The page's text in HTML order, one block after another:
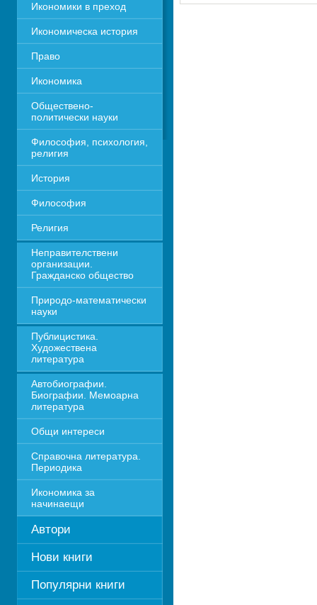
Икономики в преход
Икономическа история
Право
Икономика
Обществено-
политически науки
Философия, психология,
религия
История
Философия
Религия
Неправителствени
организации.
Гражданско общество
Природо-математически
науки
Публицистика.
Художествена
литература
Автобиографии.
Биографии. Мемоарна
литература
Общи интереси
Справочна литература.
Периодика
Икономика за
начинаещи
Автори
Нови книги
Популярни книги